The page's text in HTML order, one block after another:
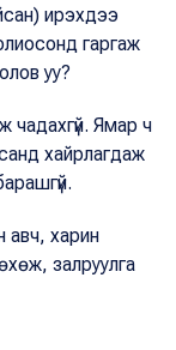
ирэхдээ
гаргаж
уу?
чадахгүй. Ямар ч
хайрлагдаж
авч, харин
залруулга